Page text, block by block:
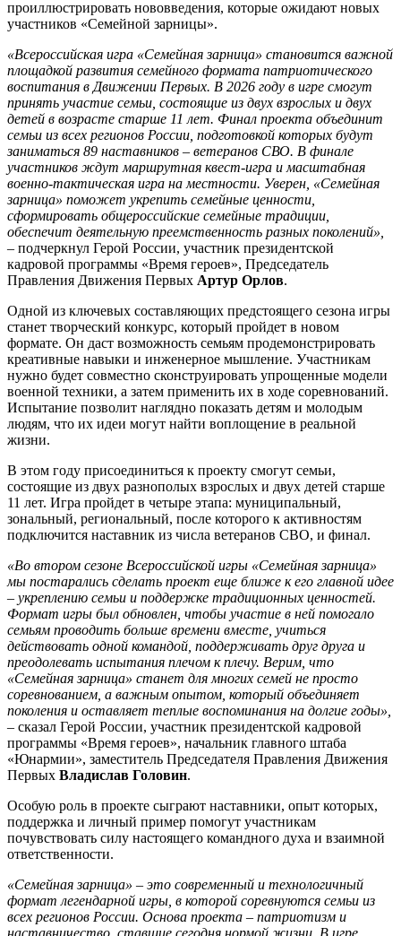
проиллюстрировать нововведения, которые ожидают новых
участников «Семейной зарницы».
«Всероссийская игра «Семейная зарница» становится важной
площадкой развития семейного формата патриотического
воспитания в Движении Первых. В 2026 году в игре смогут
принять участие семьи, состоящие из двух взрослых и двух
детей в возрасте старше 11 лет. Финал проекта объединит
семьи из всех регионов России, подготовкой которых будут
заниматься 89 наставников – ветеранов СВО. В финале
участников ждут маршрутная квест-игра и масштабная
военно-тактическая игра на местности. Уверен, «Семейная
зарница» поможет укрепить семейные ценности,
сформировать общероссийские семейные традиции,
обеспечит деятельную преемственность разных поколений»,
– подчеркнул Герой России, участник президентской
кадровой программы «Время героев», Председатель
Правления Движения Первых Артур Орлов.
Одной из ключевых составляющих предстоящего сезона игры
станет творческий конкурс, который пройдет в новом
формате. Он даст возможность семьям продемонстрировать
креативные навыки и инженерное мышление. Участникам
нужно будет совместно сконструировать упрощенные модели
военной техники, а затем применить их в ходе соревнований.
Испытание позволит наглядно показать детям и молодым
людям, что их идеи могут найти воплощение в реальной
жизни.
В этом году присоединиться к проекту смогут семьи,
состоящие из двух разнополых взрослых и двух детей старше
11 лет. Игра пройдет в четыре этапа: муниципальный,
зональный, региональный, после которого к активностям
подключится наставник из числа ветеранов СВО, и финал.
«Во втором сезоне Всероссийской игры «Семейная зарница»
мы постарались сделать проект еще ближе к его главной идее
– укреплению семьи и поддержке традиционных ценностей.
Формат игры был обновлен, чтобы участие в ней помогало
семьям проводить больше времени вместе, учиться
действовать одной командой, поддерживать друг друга и
преодолевать испытания плечом к плечу. Верим, что
«Семейная зарница» станет для многих семей не просто
соревнованием, а важным опытом, который объединяет
поколения и оставляет теплые воспоминания на долгие годы»,
– сказал Герой России, участник президентской кадровой
программы «Время героев», начальник главного штаба
«Юнармии», заместитель Председателя Правления Движения
Первых Владислав Головин.
Особую роль в проекте сыграют наставники, опыт которых,
поддержка и личный пример помогут участникам
почувствовать силу настоящего командного духа и взаимной
ответственности.
«Семейная зарница» – это современный и технологичный
формат легендарной игры, в которой соревнуются семьи из
всех регионов России. Основа проекта – патриотизм и